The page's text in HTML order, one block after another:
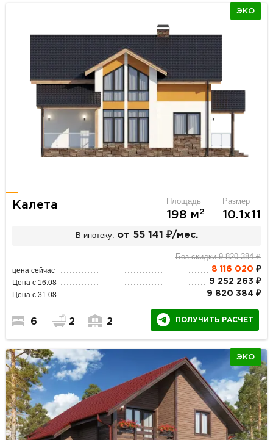
ЭКО
Калета Площадь
198 м2
Размер
10.1х11
В ипотеку: от 55 141 ₽/мес.
Без скидки 9 820 384 ₽
цена сейчас 8 116 020 ₽
Цена с 16.08 9 252 263 ₽
Цена с 31.08 9 820 384 ₽
6 2 2 ПОЛУЧИТЬ РАСЧЕТ
ЭКО